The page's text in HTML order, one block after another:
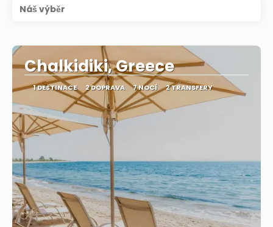
Náš výběr
Chalkidiki, Greece
1 DESTINACE 2 DOPRAVA 7 NOCÍ 2 TRANSFERY